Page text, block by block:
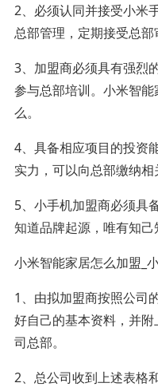
2、必须认同并接受小米
总部管理，定期接受总部
3、加盟商必须具有强烈
参与总部培训。小米智
么。
4、具备相应项目的投资
实力，可以向总部缴纳相
5、小手机加盟商必须具
知道品牌起源，唯有知己
小米智能家居怎么加盟_
1、由拟加盟商按照公司
好自己的基本资料，并
司总部。
2、总公司收到上述表格